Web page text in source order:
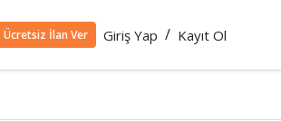
Ücretsiz İlan Ver Giriş Yap / Kayıt Ol